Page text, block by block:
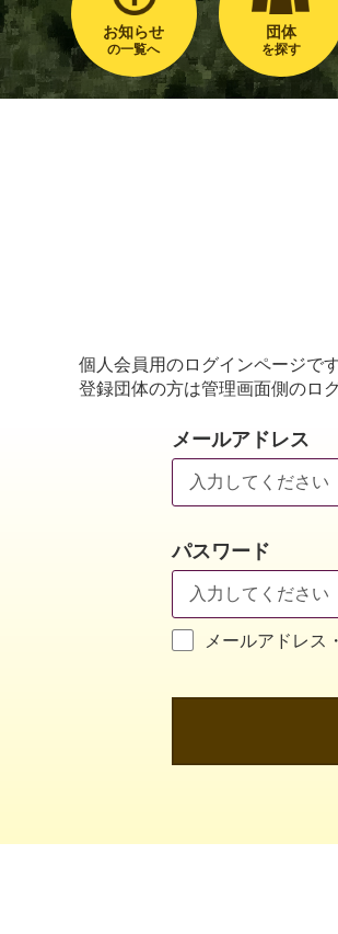
お知らせ
の一覧へ
団体
を探す
個人会員用のログインページです
登録団体の方は管理画面側のロ
メールアドレス
パスワード
メールアドレス